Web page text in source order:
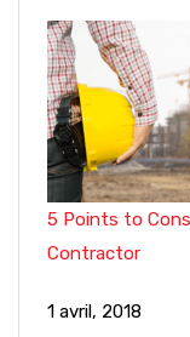
5 Points to
Contractor
1 avril, 2018